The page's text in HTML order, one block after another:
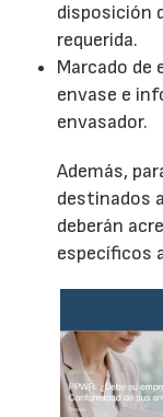
disposición
requerida.
Marcado de
envase e
envasador.
Además,
destinados
deberán
específicos